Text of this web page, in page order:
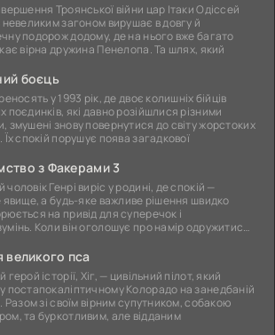
Троянської війни цар Ітаки Одіссей
невеликим загоном вирушає в довгу й
подорож додому, де на нього вже багато
вірна дружина Пенелопа. Та шлях, який
боєць
у 1993 рік, де двоє колишніх бійців
поєдинків, які давно розійшлися різними
змушені знову повернутися до світу жорстоких
Їх спокій порушує поява загадкової
з Факерами 3
Генрі виріс у родині, де спокій —
явище, а будь-яке важливе рішення швидко
на привід для суперечок і
Коли він оголошує про намір одружитися,
великого пса
герой історії, Хіг, — цивільний пілот, який
постапокаліптичному Колорадо на занедбаній
Разом зі своїм вірним супутником, собакою
та буркотливим, але відданим